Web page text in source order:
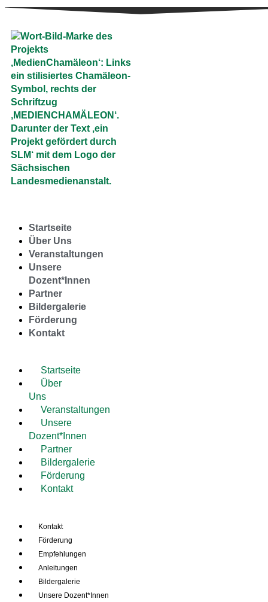
Startseite
Über Uns
Veranstaltungen
Unsere
Dozent*Innen
Partner
Bildergalerie
Förderung
Kontakt
Startseite
Über
Uns
Veranstaltungen
Unsere
Dozent*Innen
Partner
Bildergalerie
Förderung
Kontakt
Kontakt
Förderung
Empfehlungen
Anleitungen
Bildergalerie
Unsere Dozent*Innen